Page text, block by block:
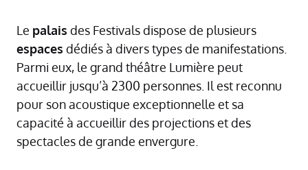
Le palais des Festivals dispose de plusieurs
espaces dédiés à divers types de manifestations.
Parmi eux, le grand théâtre Lumière peut
accueillir jusqu’à 2300 personnes. Il est reconnu
pour son acoustique exceptionnelle et sa
capacité à accueillir des projections et des
spectacles de grande envergure.